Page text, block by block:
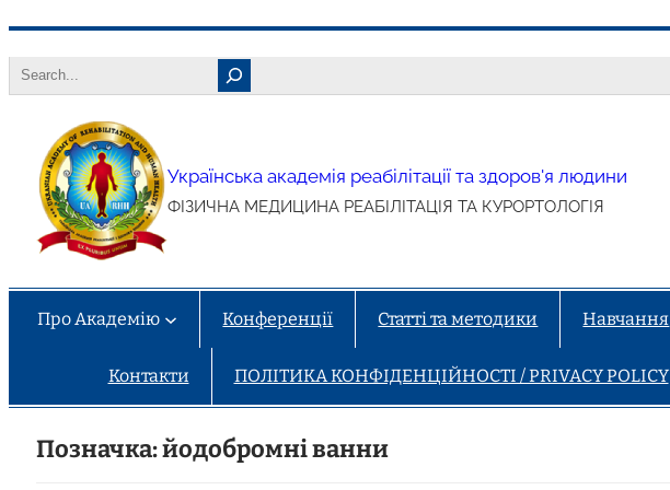
до
Search
Українська академія реабілітації та здоров'я людини
ФІЗИЧНА МЕДИЦИНА РЕАБІЛІТАЦІЯ ТА КУРОРТОЛОГІЯ
Про Академію Конференції Статті та методики Навчання
Контакти ПОЛІТИКА КОНФІДЕНЦІЙНОСТІ / PRIVACY POLICY
Позначка:йодобромні ванни